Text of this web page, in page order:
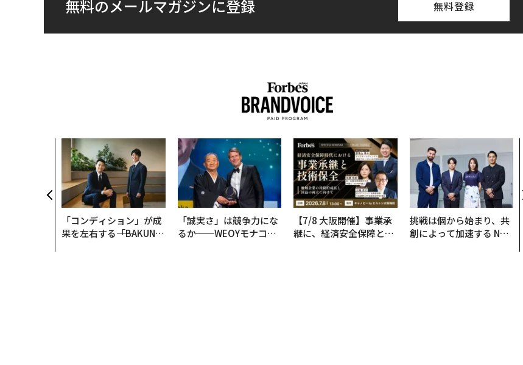
無料のメールマガジンに登録 無料登録
「コンディション」が成
果を左右する――「BAKUN
「誠実さ」は競争力にな
るか──WEOYモナコで
【7/8 大阪開催】事業承
継に、経済安全保障とい
挑戦は個から始まり、共
創によって加速する NOR